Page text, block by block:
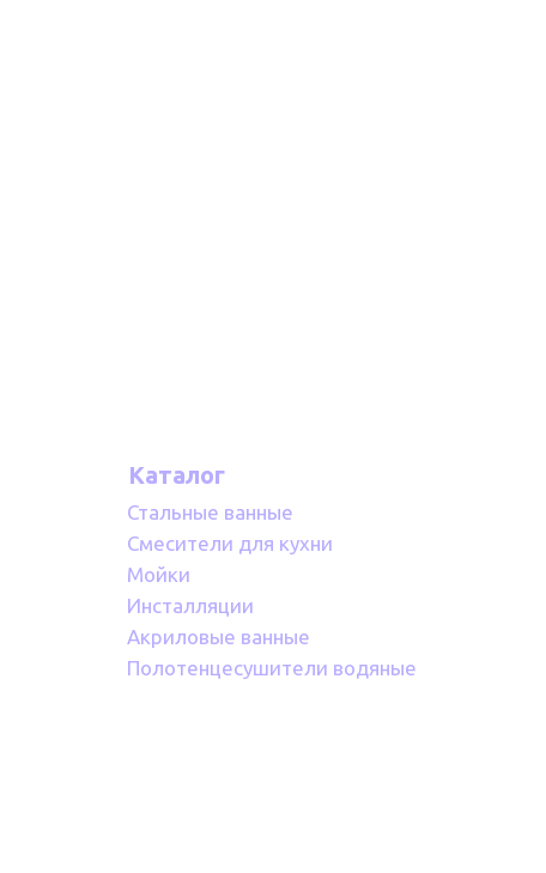
Каталог
Стальные ванные
Смесители для кухни
Мойки
Инсталляции
Акриловые ванные
Полотенцесушители водяные